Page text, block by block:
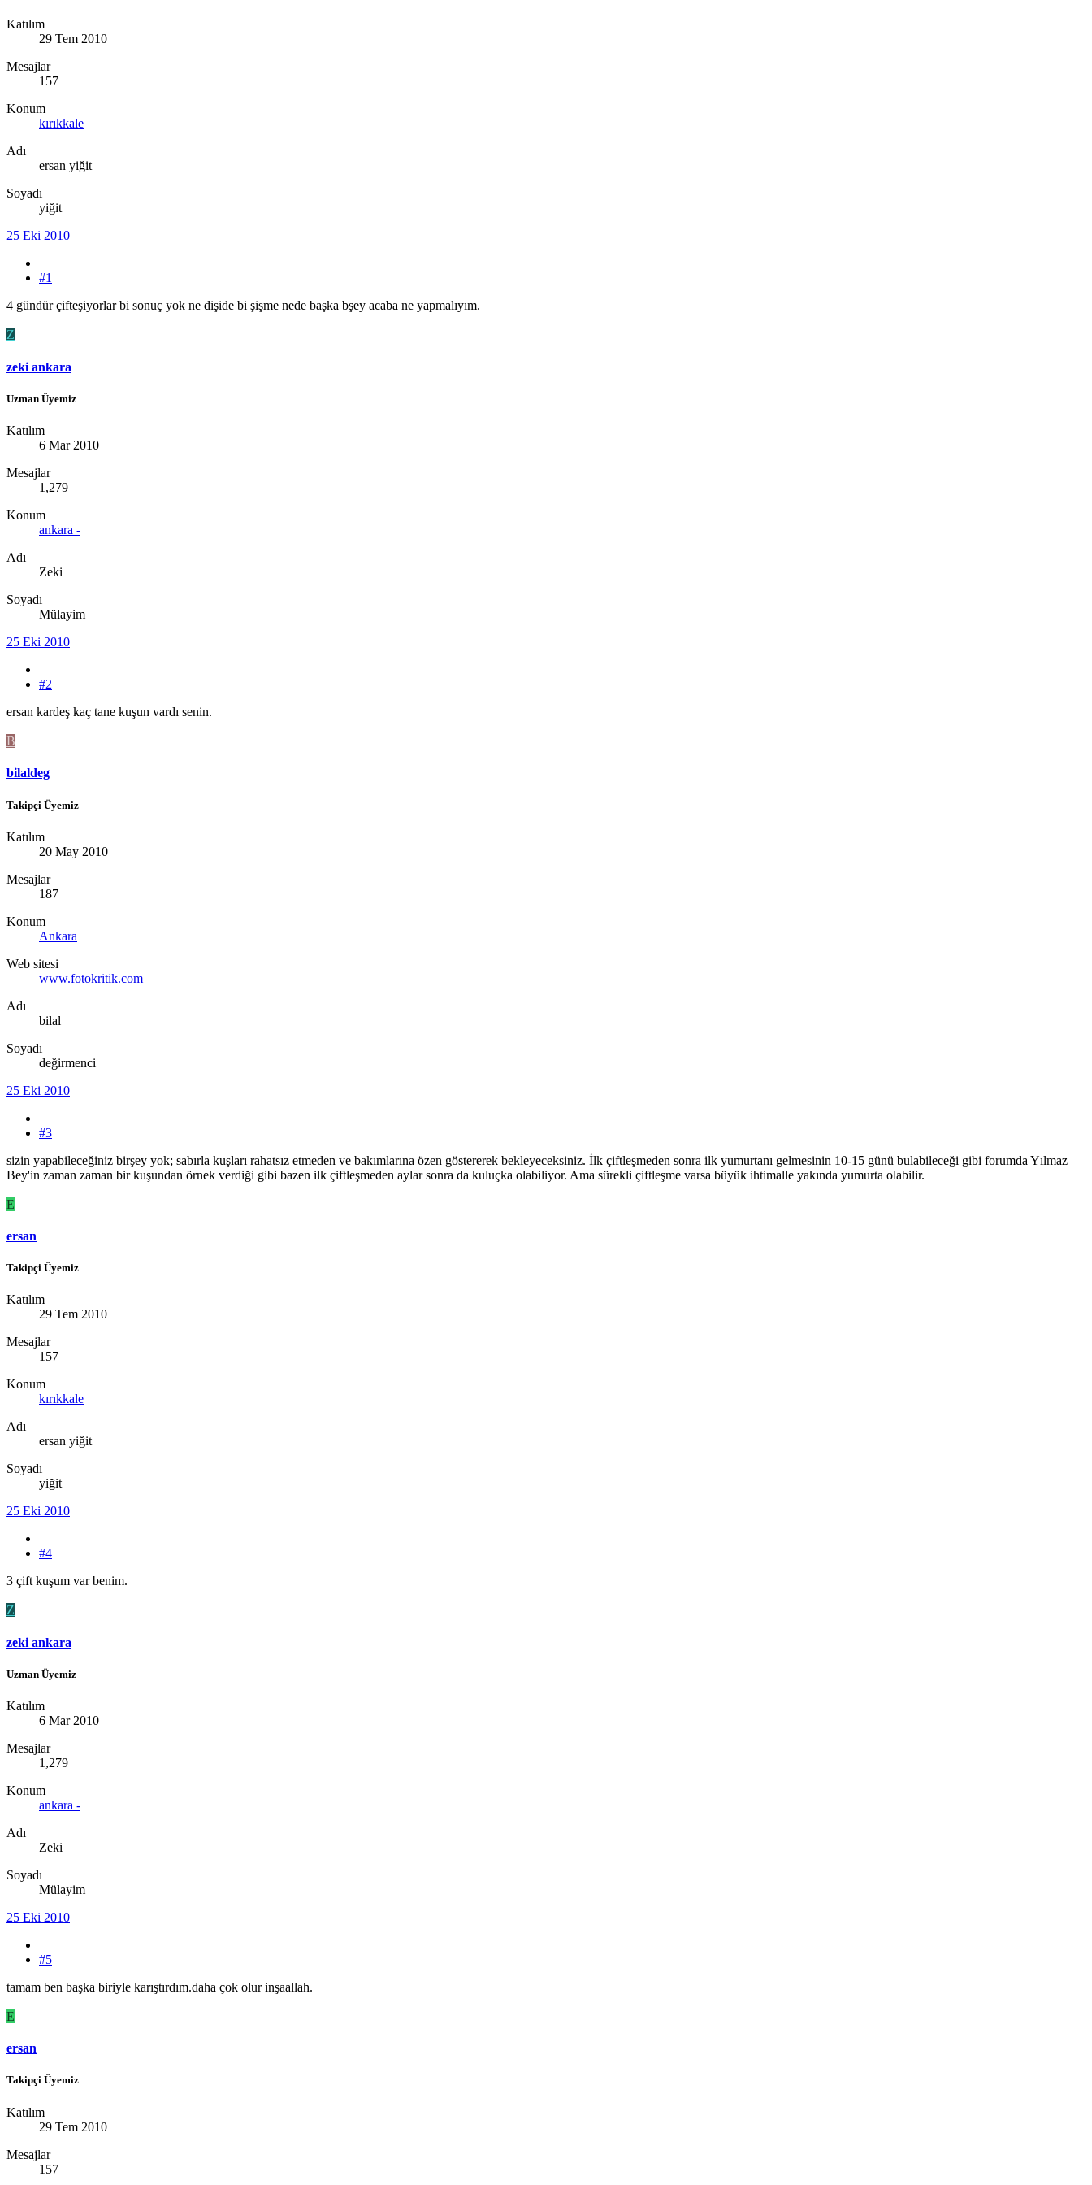
Katılım
29 Tem 2010
Mesajlar
157
Konum
kırıkkale
Adı
ersan yiğit
Soyadı
yiğit
25 Eki 2010
#1
4 gündür çifteşiyorlar bi sonuç yok ne dişide bi şişme nede başka bşey acaba ne yapmalıyım.
Z
zeki ankara
Uzman Üyemiz
Katılım
6 Mar 2010
Mesajlar
1,279
Konum
ankara -
Adı
Zeki
Soyadı
Mülayim
25 Eki 2010
#2
ersan kardeş kaç tane kuşun vardı senin.
B
bilaldeg
Takipçi Üyemiz
Katılım
20 May 2010
Mesajlar
187
Konum
Ankara
Web sitesi
www.fotokritik.com
Adı
bilal
Soyadı
değirmenci
25 Eki 2010
#3
sizin yapabileceğiniz birşey yok; sabırla kuşları rahatsız etmeden ve bakımlarına özen göstererek bekleyeceksiniz. İlk çiftleşmeden sonra ilk yumurtanı gelmesinin 10-15 günü bulabileceği gibi forumda Yılmaz
Bey'in zaman zaman bir kuşundan örnek verdiği gibi bazen ilk çiftleşmeden aylar sonra da kuluçka olabiliyor. Ama sürekli çiftleşme varsa büyük ihtimalle yakında yumurta olabilir.
E
ersan
Takipçi Üyemiz
Katılım
29 Tem 2010
Mesajlar
157
Konum
kırıkkale
Adı
ersan yiğit
Soyadı
yiğit
25 Eki 2010
#4
3 çift kuşum var benim.
Z
zeki ankara
Uzman Üyemiz
Katılım
6 Mar 2010
Mesajlar
1,279
Konum
ankara -
Adı
Zeki
Soyadı
Mülayim
25 Eki 2010
#5
tamam ben başka biriyle karıştırdım.daha çok olur inşaallah.
E
ersan
Takipçi Üyemiz
Katılım
29 Tem 2010
Mesajlar
157